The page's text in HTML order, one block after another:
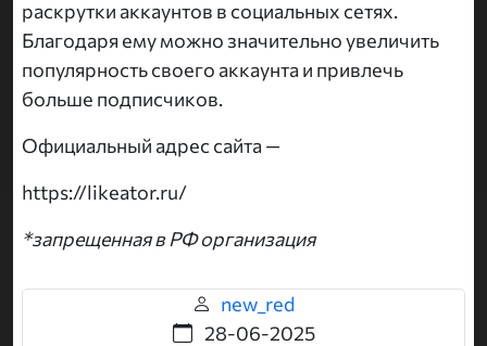
раскрутки аккаунтов в социальных сетях.
Благодаря ему можно значительно увеличить
популярность своего аккаунта и привлечь
больше подписчиков.
Официальный адрес сайта —
https://likeator.ru/
*запрещенная в РФ организация
new_red
28-06-2025